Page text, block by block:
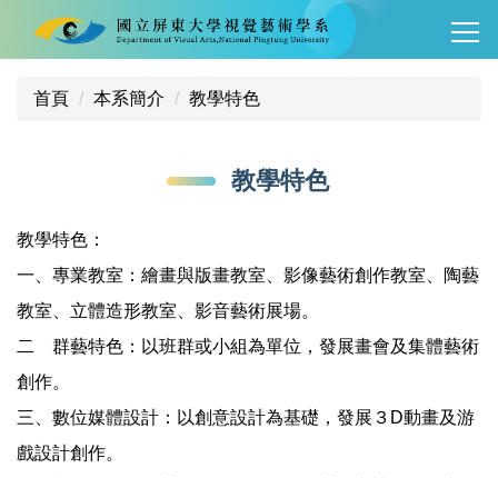
首頁 本系簡介 教學特色
教學特色
教學特色：
一、專業教室：繪畫與版畫教室、影像藝術創作教室、陶藝
教室、立體造形教室、影音藝術展場。
二 群藝特色：以班群或小組為單位，發展畫會及集體藝術
創作。
三、數位媒體設計：以創意設計為基礎，發展３D動畫及游
戲設計創作。